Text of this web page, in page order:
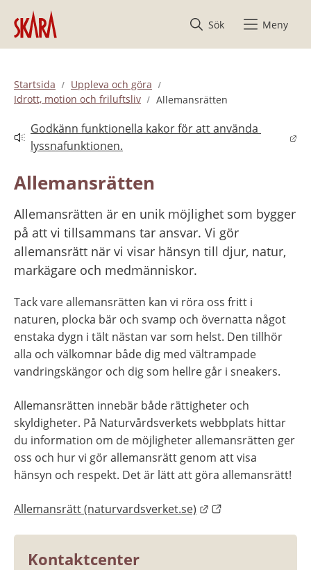
Hoppa till innehåll
Sök
Meny
Startsida
Uppleva och göra
Idrott, motion och friluftsliv
Allemansrätten
Godkänn funktionella kakor för att använda
lyssnafunktionen.
Länk till annan webbplats.
Allemansrätten
Allemansrätten är en unik möjlighet som bygger
på att vi tillsammans tar ansvar. Vi gör
allemansrätt när vi visar hänsyn till djur, natur,
markägare och medmänniskor.
Tack vare allemansrätten kan vi röra oss fritt i
naturen, plocka bär och svamp och övernatta något
enstaka dygn i tält nästan var som helst. Den tillhör
alla och välkomnar både dig med vältrampade
vandringskängor och dig som hellre går i sneakers.
Allemansrätten innebär både rättigheter och
skyldigheter. På Naturvårdsverkets webbplats hittar
du information om de möjligheter allemansrätten ger
oss och hur vi gör allemansrätt genom att visa
hänsyn och respekt. Det är lätt att göra allemansrätt!
Allemansrätt (naturvardsverket.se) Länk till annan
Kontaktcenter